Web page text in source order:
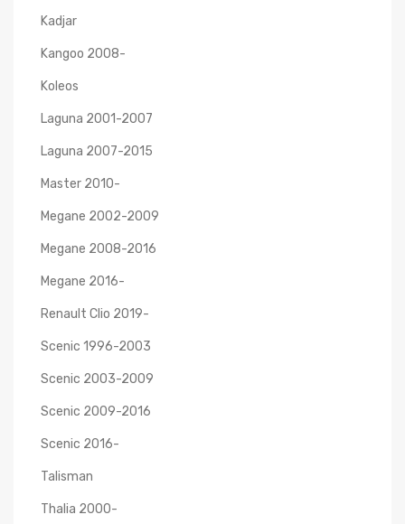
Kadjar
Kangoo 2008-
Koleos
Laguna 2001-2007
Laguna 2007-2015
Master 2010-
Megane 2002-2009
Megane 2008-2016
Megane 2016-
Renault Clio 2019-
Scenic 1996-2003
Scenic 2003-2009
Scenic 2009-2016
Scenic 2016-
Talisman
Thalia 2000-